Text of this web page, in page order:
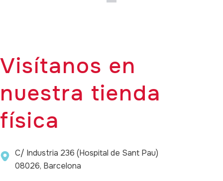
Visítanos en
nuestra tienda
física
C/ Industria 236 (Hospital de Sant Pau)
08026, Barcelona